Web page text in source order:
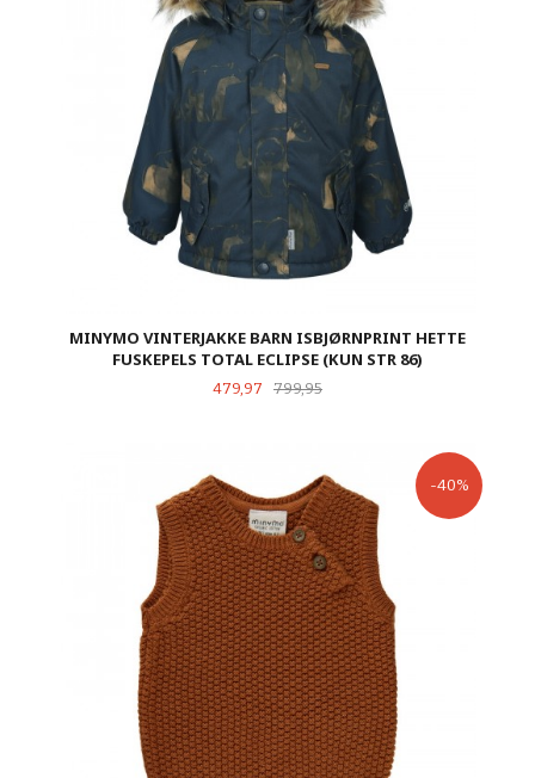
MINYMO VINTERJAKKE BARN ISBJØRNPRINT HETTE
FUSKEPELS TOTAL ECLIPSE (KUN STR 86)
Tilbud
479,97 799,95Rabatt
-40%